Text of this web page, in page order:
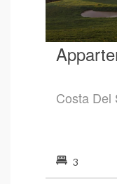
Costa Del
3